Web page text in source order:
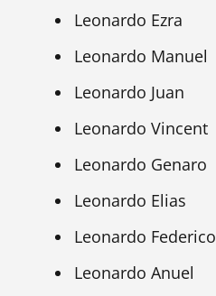
Leonardo Ezra
Leonardo Manuel
Leonardo Juan
Leonardo Vincent
Leonardo Genaro
Leonardo Elias
Leonardo Federico
Leonardo Anuel